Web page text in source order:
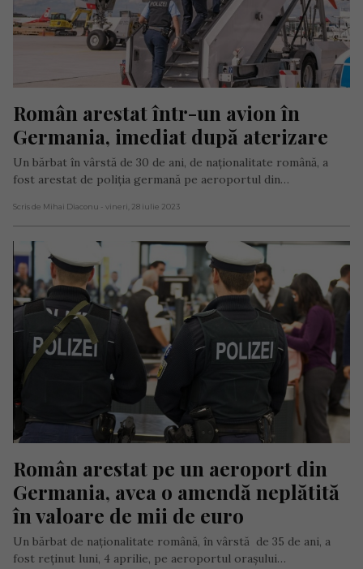
Român arestat într-un avion în
Germania, imediat după aterizare
Un bărbat în vârstă de 30 de ani, de naționalitate română, a
fost arestat de poliția germană pe aeroportul din…
Scris de Mihai Diaconu - vineri, 28 iulie 2023
Român arestat pe un aeroport din
Germania, avea o amendă neplătită
în valoare de mii de euro
Un bărbat de naționalitate română, în vârstă de 35 de ani, a
fost reținut luni, 4 aprilie, pe aeroportul orașului…